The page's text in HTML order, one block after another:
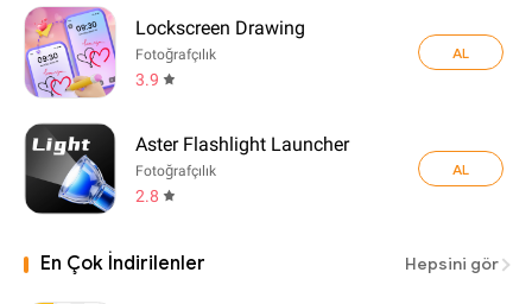
Lockscreen Drawing
Fotoğrafçılık
3.9
AL
Aster Flashlight Launcher
Fotoğrafçılık
2.8
AL
En Çok İndirilenler Hepsini gör